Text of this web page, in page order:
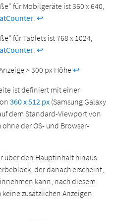
für Mobilgeräte ist 360 x 640,
↩
für Tablets ist 768 x 1024,
↩
> 300 px Höhe↩
ist definiert mit einer
360 x 512 px (Samsung Galaxy
dem Standard-Viewport von
der OS- und Browser-
über den Hauptinhalt hinaus
der danach erscheint,
kann; nach diesem
zusätzlichen Anzeigen